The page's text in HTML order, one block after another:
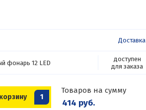
Доставка
фонарь 12 LED
доступен
для заказа
1
Товаров на сумму
414 руб.